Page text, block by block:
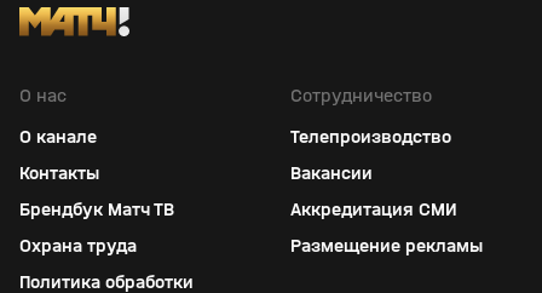
О нас
О канале
Контакты
Брендбук Матч ТВ
Охрана труда
Политика обработки
Сотрудничество
Телепроизводство
Вакансии
Аккредитация СМИ
Размещение рекламы